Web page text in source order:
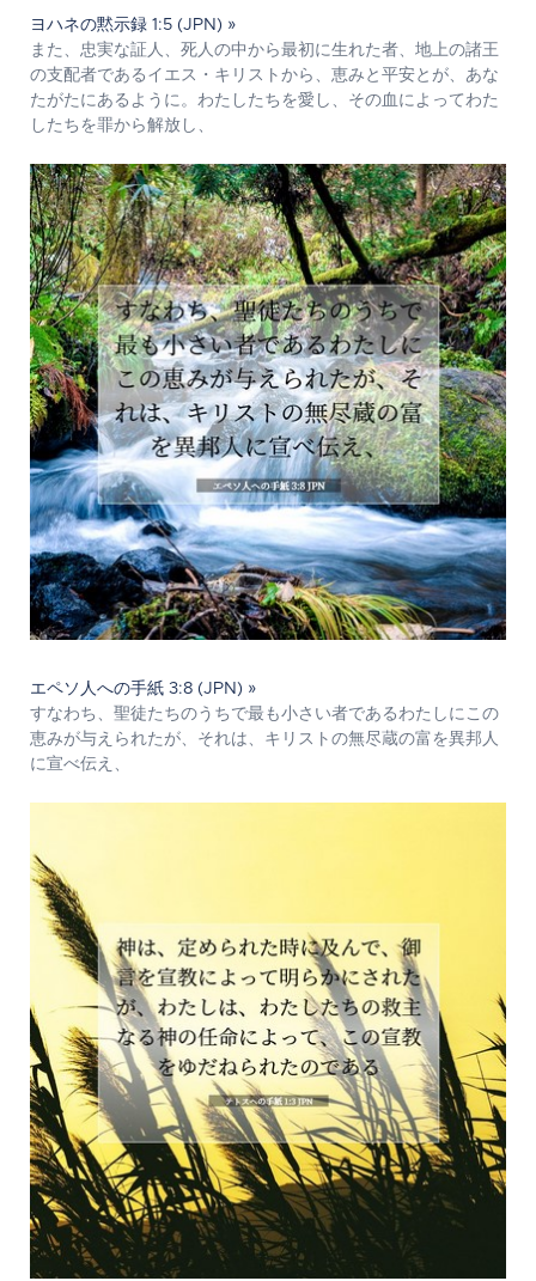
ヨハネの黙示録 1:5 (JPN) »
また、忠実な証人、死人の中から最初に生れた者、地上の諸王
の支配者であるイエス・キリストから、恵みと平安とが、あな
たがたにあるように。わたしたちを愛し、その血によってわた
したちを罪から解放し、
エペソ人への手紙 3:8 (JPN) »
すなわち、聖徒たちのうちで最も小さい者であるわたしにこの
恵みが与えられたが、それは、キリストの無尽蔵の富を異邦人
に宣べ伝え、